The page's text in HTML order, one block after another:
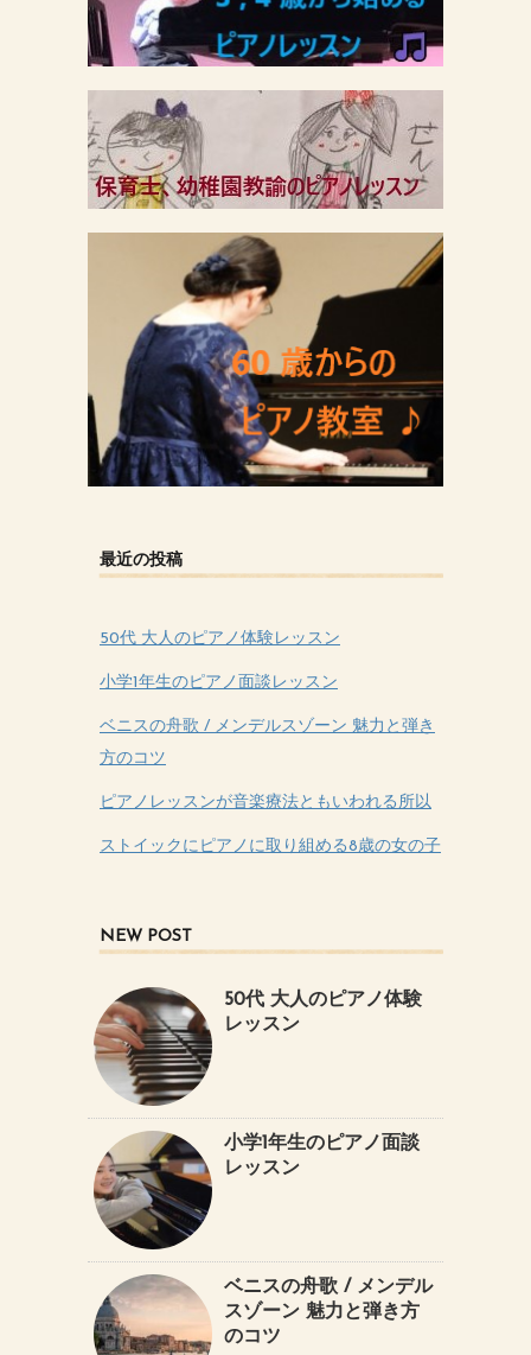
最近の投稿
50代 大人のピアノ体験レッスン
小学1年生のピアノ面談レッスン
ベニスの舟歌 / メンデルスゾーン 魅力と弾き
方のコツ
ピアノレッスンが音楽療法ともいわれる所以
ストイックにピアノに取り組める8歳の女の子
NEW POST
50代 大人のピアノ体験
レッスン
小学1年生のピアノ面談
レッスン
ベニスの舟歌 / メンデル
スゾーン 魅力と弾き方
のコツ